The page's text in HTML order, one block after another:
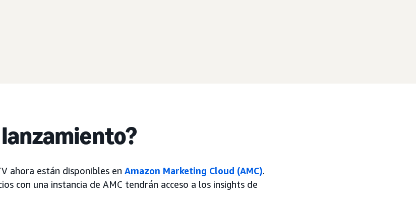
ahora están disponibles en Amazon Marketing Cloud (AMC).
con una instancia de AMC tendrán acceso a los insights de